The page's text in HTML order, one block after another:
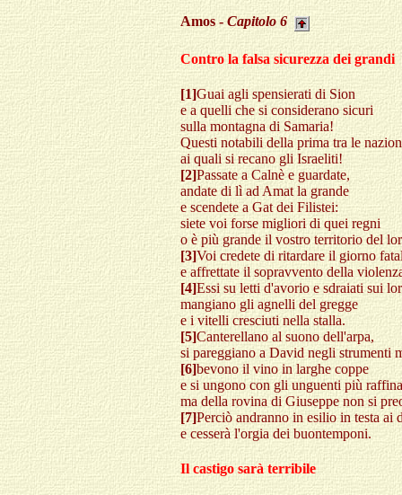
Amos - Capitolo6
Contro la falsa sicurezza dei grandi
[1]Guai agli spensierati di Sion
e a quelli che si considerano sicuri
sulla montagna di Samaria!
Questi notabili della prima tra le
ai quali si recano gli Israeliti!
[2]Passate a Calnè e guardate,
andate di lì ad Amat la grande
e scendete a Gat dei Filistei:
siete voi forse migliori di quei regni
o è più grande il vostro territorio del
[3]Voi credete di ritardare il giorno
e affrettate il sopravvento della
[4]Essi su letti d'avorio e sdraiati sui
mangiano gli agnelli del gregge
e i vitelli cresciuti nella stalla.
[5]Canterellano al suono dell'arpa,
si pareggiano a David negli strumenti
[6]bevono il vino in larghe coppe
e si ungono con gli unguenti più
ma della rovina di Giuseppe non si
[7]Perciò andranno in esilio in testa ai
e cesserà l'orgia dei buontemponi.
Il castigo sarà terribile